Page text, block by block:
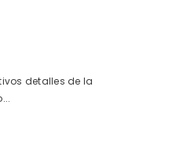
detalles de la